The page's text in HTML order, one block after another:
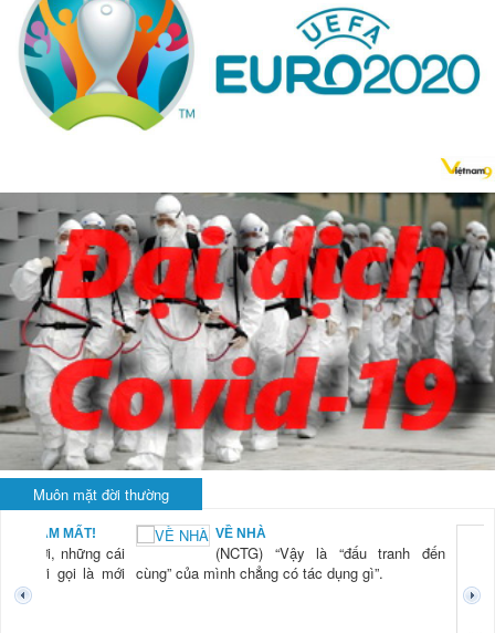
Muôn mặt đời thường
NAM MẤT!
“Xời, những cái
mới gọi là mới
VỀ NHÀ
(NCTG) “Vậy là “đấu tranh đến
cùng” của mình chẳng có tác dụng gì”.